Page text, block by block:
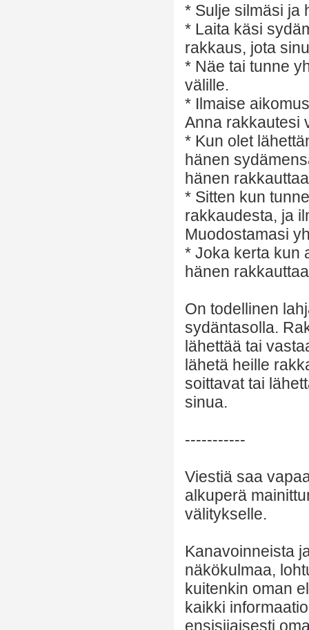
* Sulje silmäsi ja
* Laita käsi
rakkaus, jota
* Näe tai tunne
välille.
* Ilmaise
Anna rakkautesi
* Kun olet
hänen
hänen
* Sitten kun
rakkaudesta, ja
Muodostamasi
* Joka kerta kun
hänen
On todellinen
sydäntasolla.
lähettää tai
lähetä heille
soittavat tai
sinua.
-----------
Viestiä saa
alkuperä
välitykselle.
Kanavoinneista
näkökulmaa,
kuitenkin oman
kaikki
ensisijaisesti